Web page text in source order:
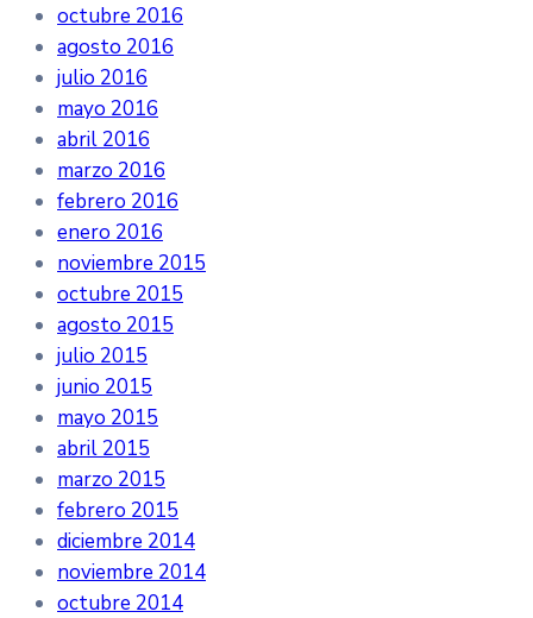
octubre 2016
agosto 2016
julio 2016
mayo 2016
abril 2016
marzo 2016
febrero 2016
enero 2016
noviembre 2015
octubre 2015
agosto 2015
julio 2015
junio 2015
mayo 2015
abril 2015
marzo 2015
febrero 2015
diciembre 2014
noviembre 2014
octubre 2014